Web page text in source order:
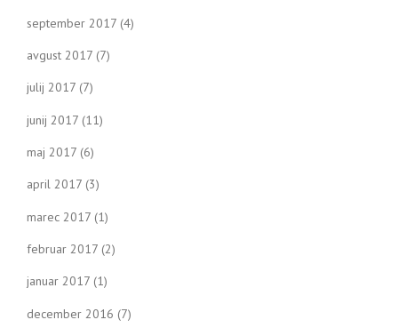
september 2017 (4)
avgust 2017 (7)
julij 2017 (7)
junij 2017 (11)
maj 2017 (6)
april 2017 (3)
marec 2017 (1)
februar 2017 (2)
januar 2017 (1)
december 2016 (7)